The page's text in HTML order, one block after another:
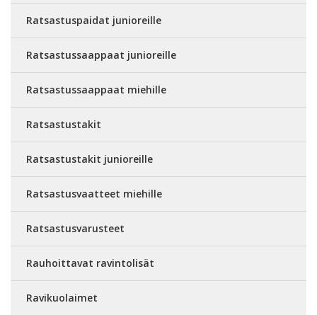
Ratsastuspaidat junioreille
Ratsastussaappaat junioreille
Ratsastussaappaat miehille
Ratsastustakit
Ratsastustakit junioreille
Ratsastusvaatteet miehille
Ratsastusvarusteet
Rauhoittavat ravintolisät
Ravikuolaimet